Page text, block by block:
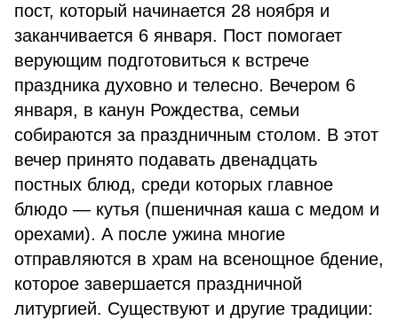
пост, который начинается 28 ноября и
заканчивается 6 января. Пост помогает
верующим подготовиться к встрече
праздника духовно и телесно. Вечером 6
января, в канун Рождества, семьи
собираются за праздничным столом. В этот
вечер принято подавать двенадцать
постных блюд, среди которых главное
блюдо — кутья (пшеничная каша с медом и
орехами). А после ужина многие
отправляются в храм на всенощное бдение,
которое завершается праздничной
литургией. Существуют и другие традиции: